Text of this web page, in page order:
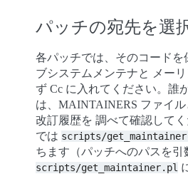
パッチの宛先を選
各パッチでは、そのコードを
ブシステムメンテナと メー
ず Cc に入れてください。誰
は、MAINTAINERS ファイ
改訂履歴を 調べて確認して
では scripts/
ちます（パッチへのパスを引
scripts/get_maintainer.pl